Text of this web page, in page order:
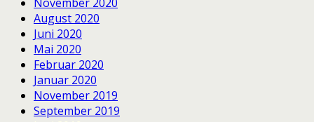
August 2020
Juni 2020
Mai 2020
Februar 2020
Januar 2020
November 2019
September 2019